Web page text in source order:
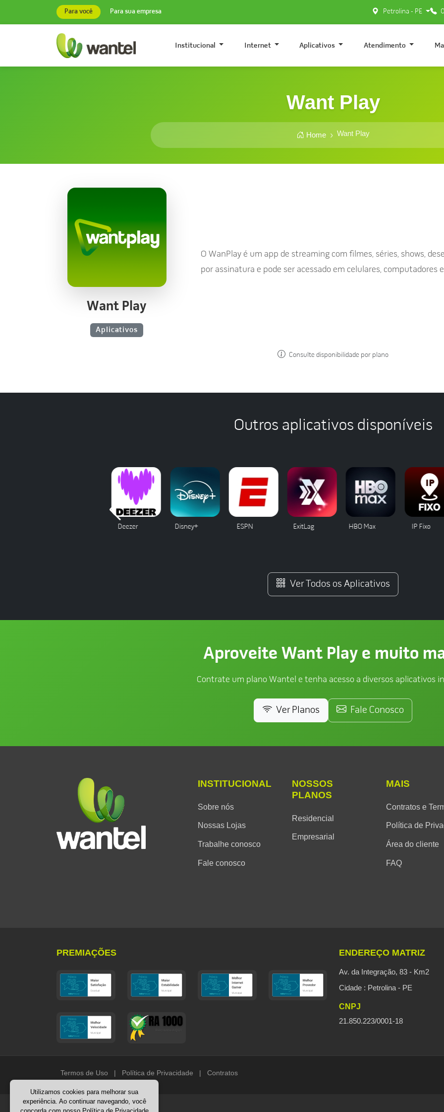
Para você Para sua empresa Petrolina - PE
Institucional Internet Aplicativos Atendimento
Want Play
Home Want Play
Want Play
Aplicativos
O WanPlay é um app de streaming com filmes, séries, shows,
por assinatura e pode ser acessado em celulares, computadores
Consulte disponibilidade por plano
Outros aplicativos disponíveis
Disney+ ESPN ExitLag HBO Max IP Fixo Premiere
Ver Todos os Aplicativos
Aproveite Want Play e muito
Contrate um plano Wantel e tenha acesso a diversos aplicativos
Ver Planos Fale Conosco
INSTITUCIONAL
Sobre nós
Nossas Lojas
Trabalhe conosco
Fale conosco
NOSSOS
PLANOS
Residencial
Empresarial
MAIS
Contratos e
Política de
Área do cliente
FAQ
PREMIAÇÕES ENDEREÇO MATRIZ
Av. da Integração, 83 - Km2
Cidade : Petrolina - PE
CNPJ
21.850.223/0001-18
Termos de Uso | Política de Privacidade | Contratos
Utilizamos cookies para melhorar sua
experiência. Ao continuar navegando, você